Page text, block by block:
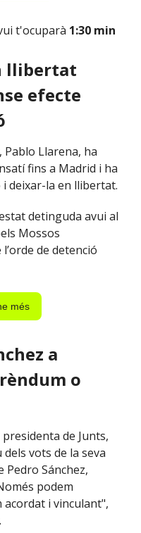
t'ocuparà 1:30 min
llibertat
efecte
Llarena, ha
fins a Madrid i ha
deixar-la en llibertat.
detinguda avui al
Mossos
de detenció
més
a
o
de Junts,
vots de la seva
Sánchez,
podem
i vinculant",